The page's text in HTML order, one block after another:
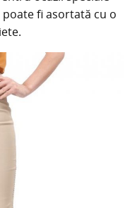
fi asortată cu o